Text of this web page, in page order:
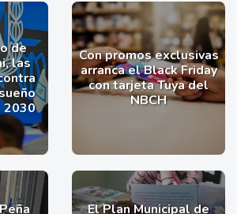
de
las
2030
Con promos exclusivas
arranca el Black Friday
con tarjeta Tuya del
NBCH
El Plan Municipal de